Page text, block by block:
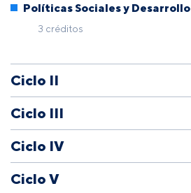
Políticas Sociales y Desarrollo
3 créditos
Ciclo II
Ciclo III
Ciclo IV
Ciclo V